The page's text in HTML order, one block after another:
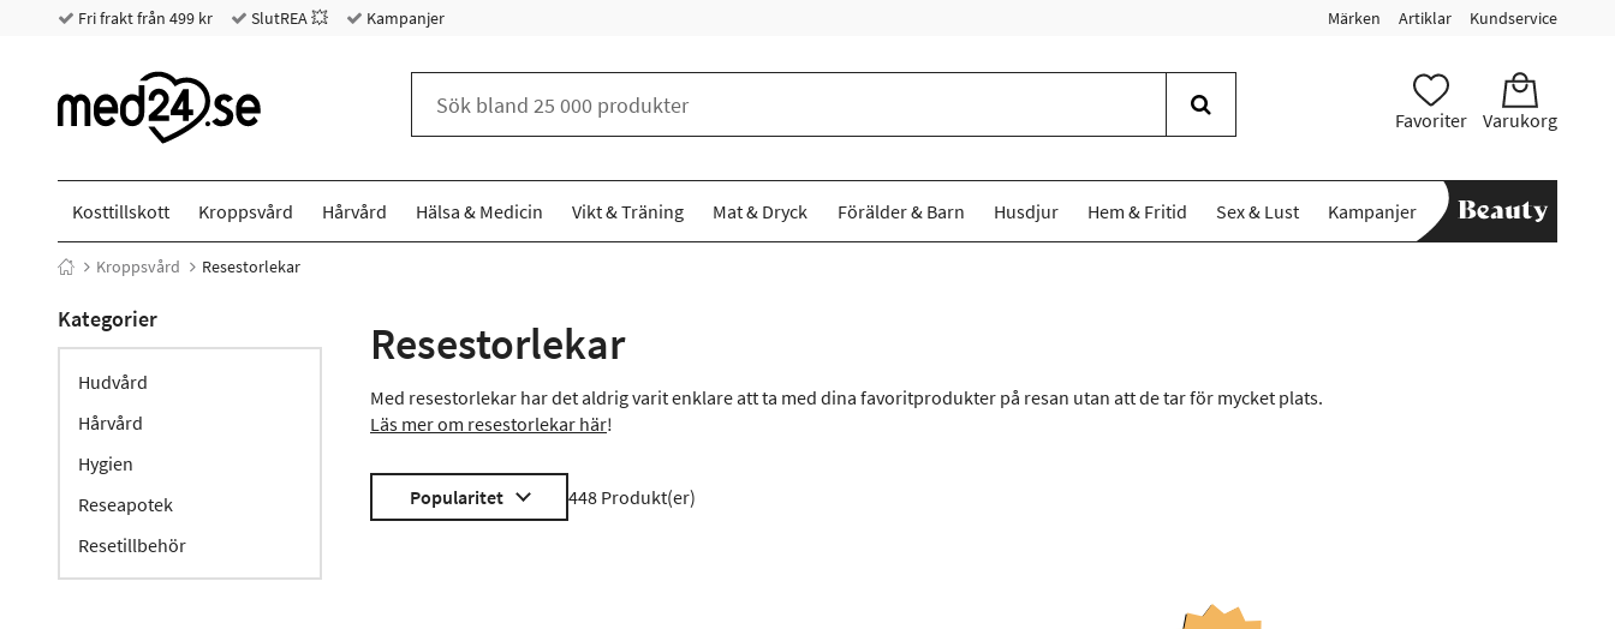
Fri frakt från 499 kr SlutREA 💥 Kampanjer Märken Artiklar Kundservice
Favoriter Varukorg
Kosttillskott Kroppsvård Hårvård Hälsa & Medicin Vikt & Träning Mat & Dryck Förälder & Barn Husdjur Hem & Fritid Sex & Lust Kampanjer
Kroppsvård Resestorlekar
Kategorier
Hudvård
Hårvård
Hygien
Reseapotek
Resetillbehör
Resestorlekar
Med resestorlekar har det aldrig varit enklare att ta med dina favoritprodukter på resan utan att de tar för mycket plats.
Läs mer om resestorlekar här!
Popularitet 448 Produkt(er)